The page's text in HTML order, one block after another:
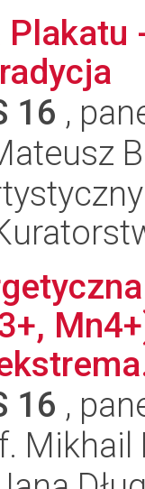
16 ,
16 ,
Mikhail